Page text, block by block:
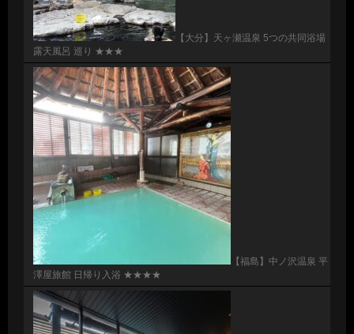
【大分】天ヶ瀬温泉 5つの共同浴場
露天風呂 巡り ★★★
【福島】中ノ沢温泉 平
澤屋旅館 日帰り入浴 ★★★★